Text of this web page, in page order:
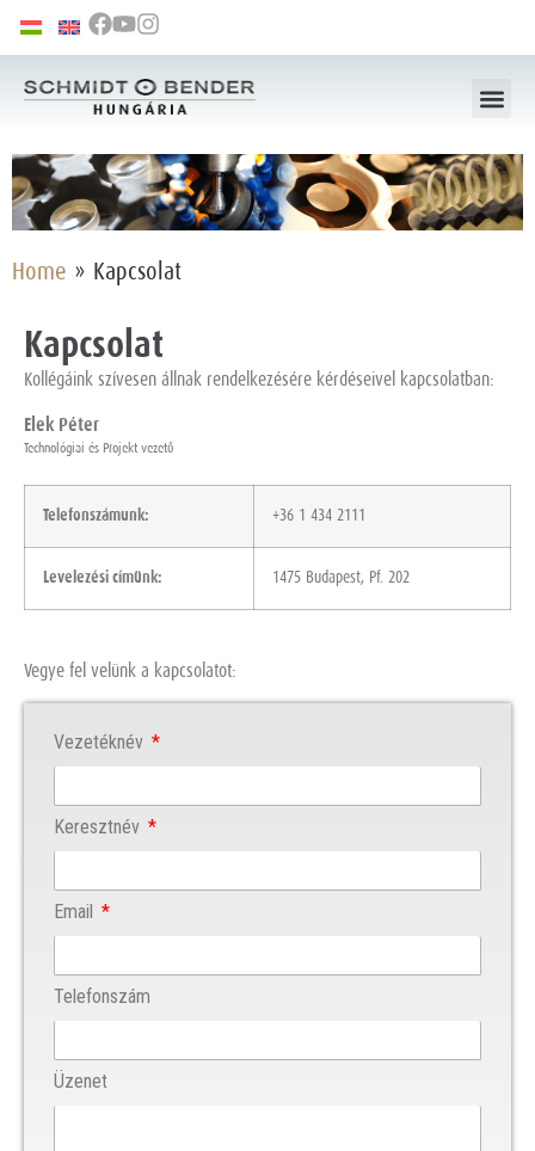
Home » Kapcsolat
Kapcsolat
Kollégáink szívesen állnak rendelkezésére kérdéseivel kapcsolatban:
Elek Péter
Technológiai és Projekt vezető
Telefonszámunk: +36 1 434 2111
Levelezési címünk: 1475 Budapest, Pf. 202
Vegye fel velünk a kapcsolatot:
Vezetéknév
Keresztnév
Email
Telefonszám
Üzenet